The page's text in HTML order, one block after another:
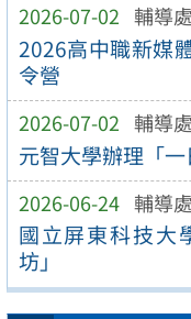
2026-07-02 輔導處
2026高中職新媒
令營
2026-07-02 輔導處
元智大學辦理「一
2026-06-24 輔導處
國立屏東科技大
坊」